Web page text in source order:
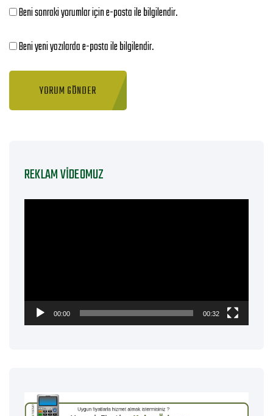
Beni sonraki yorumlar için e-posta ile bilgilendir.
Beni yeni yazılarda e-posta ile bilgilendir.
REKLAM VIDEOMUZ
00:00 00:32